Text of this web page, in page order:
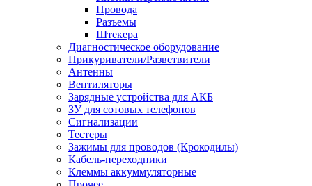
Провода
Разъемы
Штекера
Диагностическое оборудование
Прикуриватели/Разветвители
Антенны
Вентиляторы
Зарядные устройства для АКБ
ЗУ для сотовых телефонов
Сигнализации
Тестеры
Зажимы для проводов (Крокодилы)
Кабель-переходники
Клеммы аккуммуляторные